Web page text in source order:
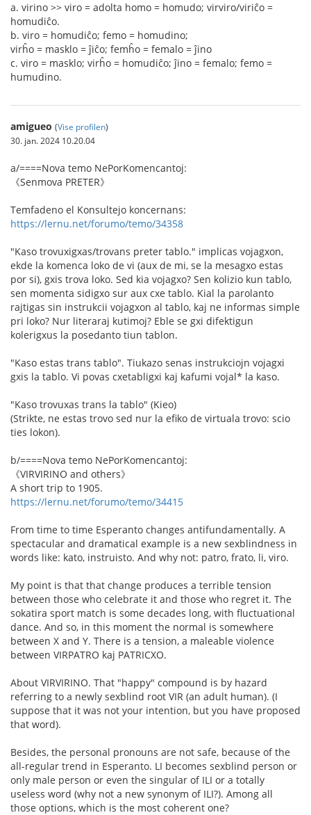
a. virino >> viro = adolta homo = homudo; virviro/viriĉo =
homudiĉo.
b. viro = homudiĉo; femo = homudino;
virĥo = masklo = ĵiĉo; femĥo = femalo = ĵino
c. viro = masklo; virĥo = homudiĉo; ĵino = femalo; femo =
humudino.
amigueo (Vise profilen)
30. jan. 2024 10.20.04
a/====Nova temo NePorKomencantoj:
《Senmova PRETER》
Temfadeno el Konsultejo koncernans:
https://lernu.net/forumo/temo/34358
"Kaso trovuxigxas/trovans preter tablo." implicas vojagxon,
ekde la komenca loko de vi (aux de mi, se la mesagxo estas
por si), gxis trova loko. Sed kia vojagxo? Sen kolizio kun tablo,
sen momenta sidigxo sur aux cxe tablo. Kial la parolanto
rajtigas sin instrukcii vojagxon al tablo, kaj ne informas simple
pri loko? Nur literaraj kutimoj? Eble se gxi difektigun
kolerigxus la posedanto tiun tablon.
"Kaso estas trans tablo". Tiukazo senas instrukciojn vojagxi
gxis la tablo. Vi povas cxetabligxi kaj kafumi vojal* la kaso.
"Kaso trovuxas trans la tablo" (Kieo)
(Strikte, ne estas trovo sed nur la efiko de virtuala trovo: scio
ties lokon).
b/====Nova temo NePorKomencantoj:
《VIRVIRINO and others》
A short trip to 1905.
https://lernu.net/forumo/temo/34415
From time to time Esperanto changes antifundamentally. A
spectacular and dramatical example is a new sexblindness in
words like: kato, instruisto. And why not: patro, frato, li, viro.
My point is that that change produces a terrible tension
between those who celebrate it and those who regret it. The
sokatira sport match is some decades long, with fluctuational
dance. And so, in this moment the normal is somewhere
between X and Y. There is a tension, a maleable violence
between VIRPATRO kaj PATRICXO.
About VIRVIRINO. That "happy" compound is by hazard
referring to a newly sexblind root VIR (an adult human). (I
suppose that it was not your intention, but you have proposed
that word).
Besides, the personal pronouns are not safe, because of the
all-regular trend in Esperanto. LI becomes sexblind person or
only male person or even the singular of ILI or a totally
useless word (why not a new synonym of ILI?). Among all
those options, which is the most coherent one?